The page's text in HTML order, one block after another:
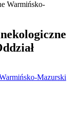
Mazurski